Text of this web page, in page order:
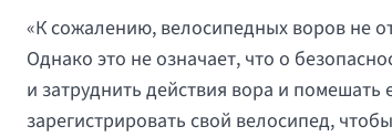
«К сожалению, велосипедных воров не
Однако это не означает, что о
и затруднить действия вора и
зарегистрировать свой велосипед,